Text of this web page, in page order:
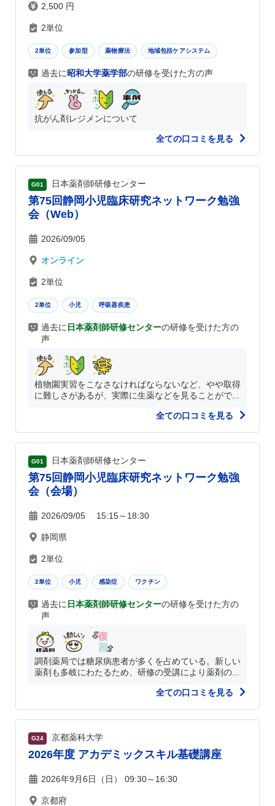
2,500 円
2単位
2単位 参加型 薬物療法 地域包括ケアシステム
過去に昭和大学薬学部の研修を受けた方の声
抗がん剤レジメンについて
全ての口コミを見る
G01 日本薬剤師研修センター
第75回静岡小児臨床研究ネットワーク勉強
会（Web）
2026/09/05
オンライン
2単位
2単位 小児 呼吸器疾患
過去に 日本薬剤師研修センターの研修を受けた方の
声
植物園実習をこなさなければならないなど、やや取得
に難しさがあるが、実際に生薬などを見ることがで...
全ての口コミを見る
G01 日本薬剤師研修センター
第75回静岡小児臨床研究ネットワーク勉強
会（会場）
2026/09/05 15:15～18:30
静岡県
2単位
2単位 小児 感染症 ワクチン
過去に 日本薬剤師研修センターの研修を受けた方の
声
調剤薬局では糖尿病患者が多くを占めている。新しい
薬剤も多岐にわたるため、研修の受講により薬剤の...
全ての口コミを見る
G24 京都薬科大学
2026年度 アカデミックスキル基礎講座
2026年9月6日（日） 09:30～16:30
京都府